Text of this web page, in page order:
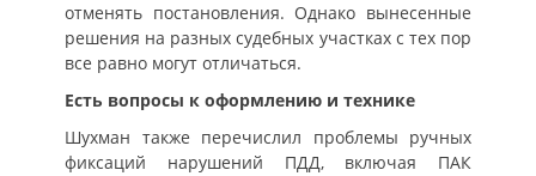
отменять постановления. Однако вынесенные
решения на разных судебных участках с тех пор
все равно могут отличаться.
Есть вопросы к оформлению и технике
Шухман также перечислил проблемы ручных
фиксаций нарушений ПДД, включая ПАК